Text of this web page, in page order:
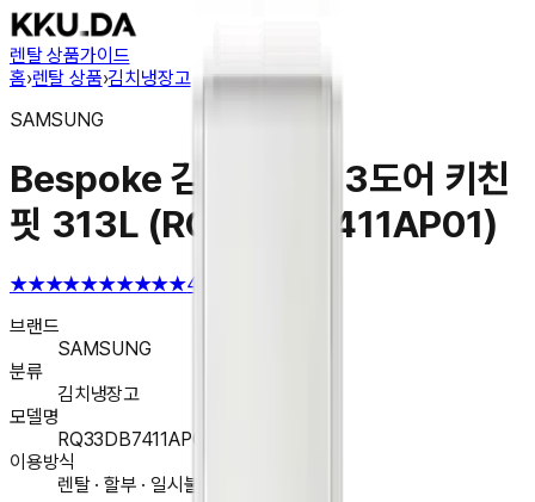
렌탈 상품가이드
홈›렌탈 상품›김치냉장고
SAMSUNG
Bespoke 김치플러스 3도어 키친
핏 313L (RQ33DB7411AP01)
★★★★★★★★★★4.6
브랜드
SAMSUNG
분류
김치냉장고
모델명
RQ33DB7411AP01
이용방식
렌탈 · 할부 · 일시불 구매